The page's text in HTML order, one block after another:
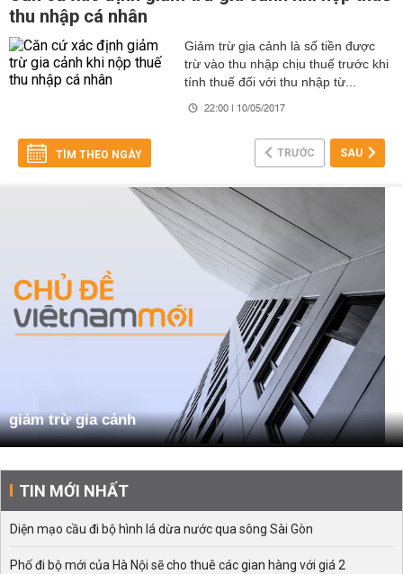
thu nhập cá nhân
Giảm trừ gia cảnh là số tiền được
trừ vào thu nhập chịu thuế trước khi
tính thuế đối với thu nhập từ...
22:00 | 10/05/2017
TÌM THEO NGÀY TRƯỚC SAU
giảm trừ gia cảnh
TIN MỚI NHẤT
Diện mạo cầu đi bộ hình lá dừa nước qua sông Sài Gòn
Phố đi bộ mới của Hà Nội sẽ cho thuê các gian hàng với giá 2